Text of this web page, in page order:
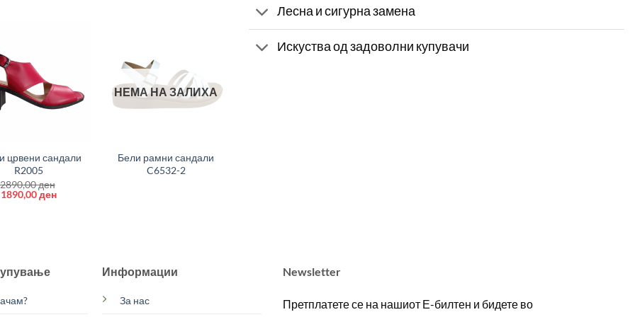
црвени сандали
R2005
2890,00ден
Original
1890,00денCurrent
НЕМА НА ЗАЛИХА
Бели рамни сандали
C6532-2
Лесна и сигурна замена
Искуства од задоволни купувачи
Информации
За нас
Newsletter
Претплатете се на нашиот Е-билтен и бидете во